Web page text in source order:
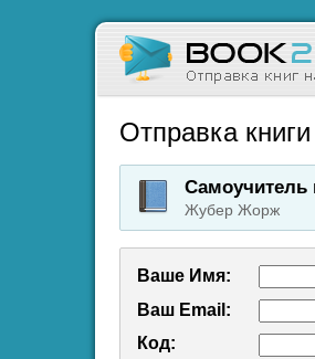
Отправка
Самоучитель
Жубер Жорж
Ваше Имя:
Ваш Emаil:
Код: